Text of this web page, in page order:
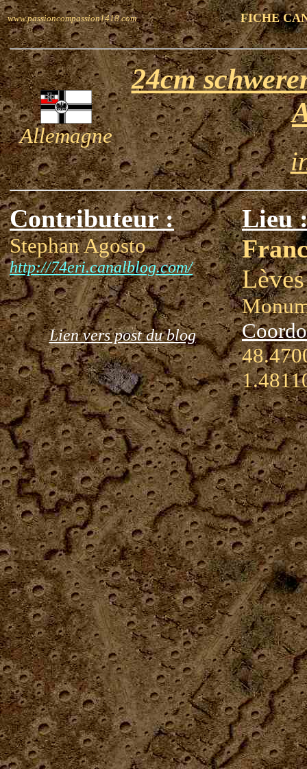
www.passioncompassion1418.com FICHE
Allemagne
24cm
Contributeur :
Stephan Agosto
http://74eri.canalblog.com/
Lien vers post du blog
Lieu